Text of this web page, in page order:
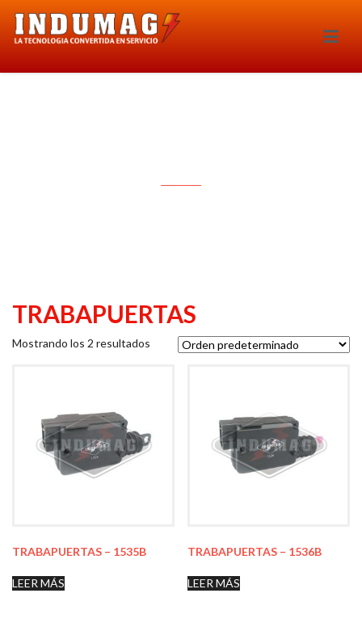
TRABAPUERTAS
Mostrando los 2 resultados
TRABAPUERTAS – 1535B
LEER MÁS
TRABAPUERTAS – 1536B
LEER MÁS